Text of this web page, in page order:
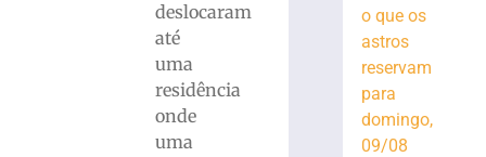
deslocaram
até
uma
residência
onde
uma
creche
mobiliza
bombeiros
deixa